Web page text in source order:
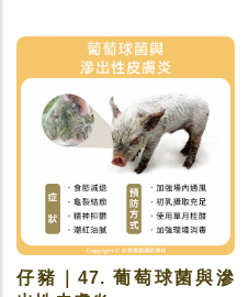
仔豬｜47. 葡萄球菌與滲